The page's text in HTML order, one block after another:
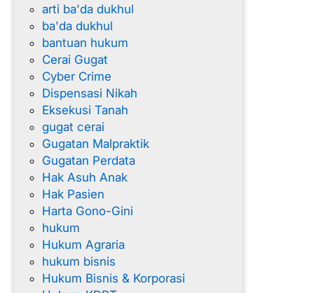
arti ba'da dukhul
ba'da dukhul
bantuan hukum
Cerai Gugat
Cyber Crime
Dispensasi Nikah
Eksekusi Tanah
gugat cerai
Gugatan Malpraktik
Gugatan Perdata
Hak Asuh Anak
Hak Pasien
Harta Gono-Gini
hukum
Hukum Agraria
hukum bisnis
Hukum Bisnis & Korporasi